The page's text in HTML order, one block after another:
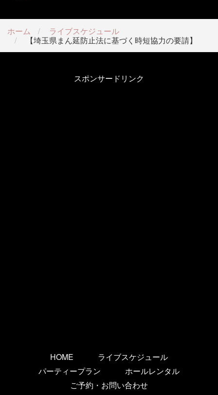
ホーム
ライブスケジュール
【埼玉県まん延防止法に基づく時短協力の要請】
スポンサードリンク
HOME
ライブスケジュール
パーティープラン
ホールレンタル
ご予約・お問い合わせ